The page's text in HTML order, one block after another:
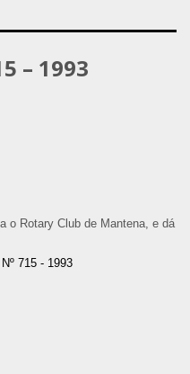
– 1993
o Rotary Club de Mantena, e dá
715 - 1993